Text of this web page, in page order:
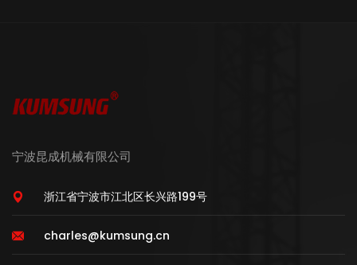
宁波昆成机械有限公司
浙江省宁波市江北区长兴路199号
charles@kumsung.cn